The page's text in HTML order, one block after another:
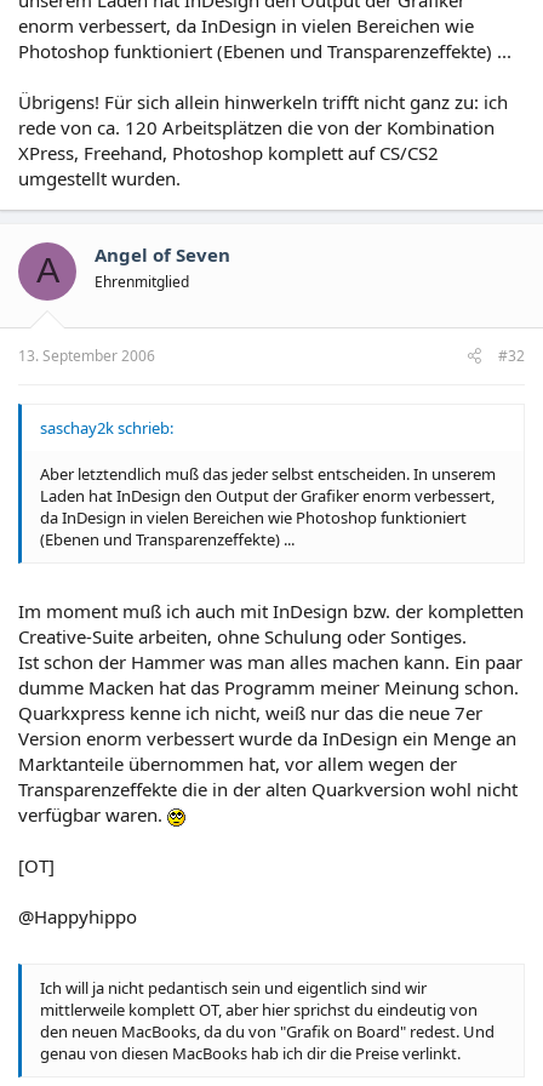
enorm verbessert, da InDesign in vielen Bereichen wie
Photoshop funktioniert (Ebenen und Transparenzeffekte) ...
Übrigens! Für sich allein hinwerkeln trifft nicht ganz zu: ich
rede von ca. 120 Arbeitsplätzen die von der Kombination
XPress, Freehand, Photoshop komplett auf CS/CS2
umgestellt wurden.
A Angel of Seven
Ehrenmitglied
13. September 2006 #32
saschay2k schrieb:
Aber letztendlich muß das jeder selbst entscheiden. In unserem
Laden hat InDesign den Output der Grafiker enorm verbessert,
da InDesign in vielen Bereichen wie Photoshop funktioniert
(Ebenen und Transparenzeffekte) ...
Im moment muß ich auch mit InDesign bzw. der kompletten
Creative-Suite arbeiten, ohne Schulung oder Sontiges.
Ist schon der Hammer was man alles machen kann. Ein paar
dumme Macken hat das Programm meiner Meinung schon.
Quarkxpress kenne ich nicht, weiß nur das die neue 7er
Version enorm verbessert wurde da InDesign ein Menge an
Marktanteile übernommen hat, vor allem wegen der
Transparenzeffekte die in der alten Quarkversion wohl nicht
verfügbar waren.
[OT]
@Happyhippo
Ich will ja nicht pedantisch sein und eigentlich sind wir
mittlerweile komplett OT, aber hier sprichst du eindeutig von
den neuen MacBooks, da du von "Grafik on Board" redest. Und
genau von diesen MacBooks hab ich dir die Preise verlinkt.